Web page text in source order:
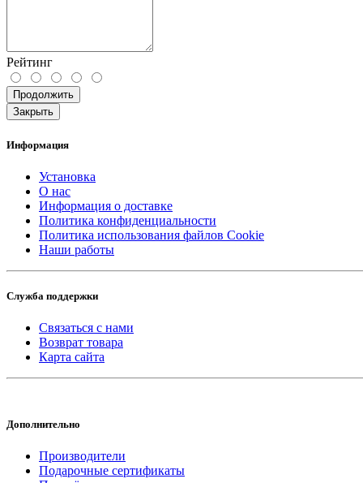
Рейтинг
Продолжить
Закрыть
Информация
Установка
О нас
Информация о доставке
Политика конфиденциальности
Политика использования файлов Cookie
Наши работы
Служба поддержки
Связаться с нами
Возврат товара
Карта сайта
Дополнительно
Производители
Подарочные сертификаты